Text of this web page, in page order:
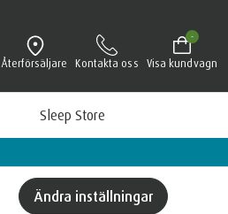
Återförsäljare Kontakta oss Visa kundvagn
-
Sleep Store
Ändra inställningar